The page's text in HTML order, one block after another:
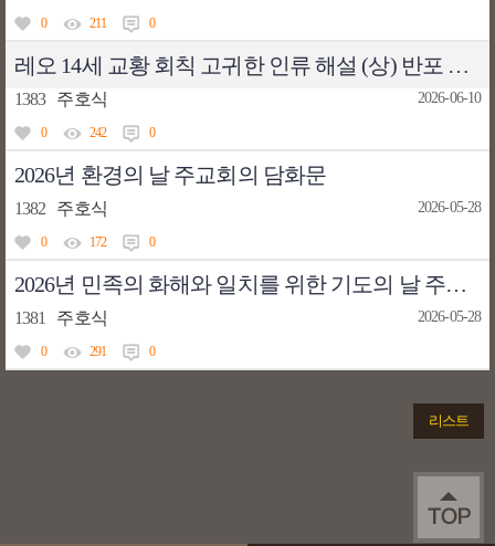
0 211 0
레오 14세 교황 회칙 고귀한 인류 해설 (상) 반포 배경
1383 주호식 2026-06-10
0 242 0
2026년 환경의 날 주교회의 담화문
1382 주호식 2026-05-28
0 172 0
2026년 민족의 화해와 일치를 위한 기도의 날 주교회의 담화문
1381 주호식 2026-05-28
0 291 0
리스트